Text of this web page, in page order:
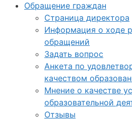
Обращение граждан
Страница директора
Информация о ходе
обращений
Задать вопрос
Анкета по
качеством
Мнение о качестве
образовательной
Отзывы